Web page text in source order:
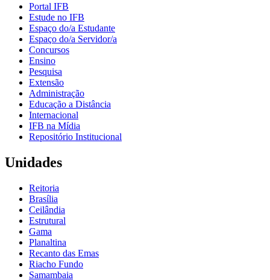
Portal IFB
Estude no IFB
Espaço do/a Estudante
Espaço do/a Servidor/a
Concursos
Ensino
Pesquisa
Extensão
Administração
Educação a Distância
Internacional
IFB na Mídia
Repositório Institucional
Unidades
Reitoria
Brasília
Ceilândia
Estrutural
Gama
Planaltina
Recanto das Emas
Riacho Fundo
Samambaia